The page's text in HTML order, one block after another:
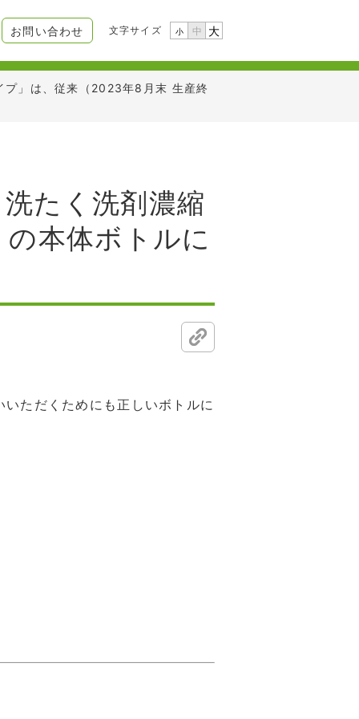
お問い合わせ 文字サイズ 小 中 大
」は、従来（2023年8月末 生産終
たく洗剤濃縮
本体ボトルに
ただくためにも正しいボトルに